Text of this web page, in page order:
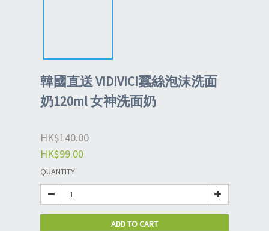
韓國直送 VIDIVICI蠶絲泡沫洗面
奶120ml 女神洗面奶
HK$140.00
HK$99.00
QUANTITY
ADD TO CART